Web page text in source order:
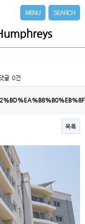
MENU SEARCH
글 0건
목록